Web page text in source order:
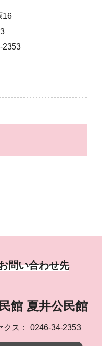
16
2353
問い合わせ先
館 夏井公民館
クス： 0246-34-2353